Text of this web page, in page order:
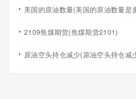
美国的原油数量(美国的原油数量是
2109焦煤期货(焦煤期货2101)
原油空头持仓减少(原油空头持仓减